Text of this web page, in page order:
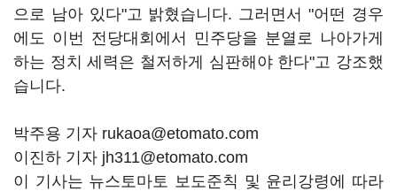
으로 남아 있다"고 밝혔습니다. 그러면서 "어떤 경우
에도 이번 전당대회에서 민주당을 분열로 나아가게
하는 정치 세력은 철저하게 심판해야 한다"고 강조했
습니다.
박주용 기자 rukaoa@etomato.com
이진하 기자 jh311@etomato.com
이 기사는 뉴스토마토 보도준칙 및 윤리강령에 따라